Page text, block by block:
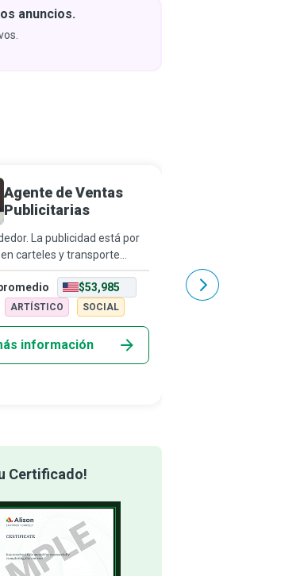
anuncios.
Agente de Ventas
Publicitarias
La publicidad está por
carteles y transporte
y revistas, o en
En un mundo donde la
vuelto casi ineludible,
$53,985
ARTÍSTICO SOCIAL
información
ventas eficaces que
productos y soluciones
posibles clientes; en
Salario promedio
Certificado!